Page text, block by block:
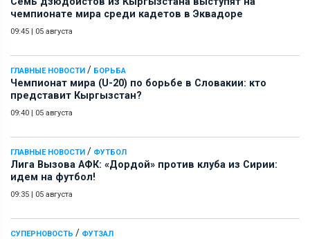
чемпионате мира среди кадетов в Эквадоре
09:45 | 05 августа
ГЛАВНЫЕ НОВОСТИ / БОРЬБА
Чемпионат мира (U-20) по борьбе в Словакии: кто
представит Кыргызстан?
09:40 | 05 августа
ГЛАВНЫЕ НОВОСТИ / ФУТБОЛ
Лига Вызова АФК: «Дордой» против клуба из Сирии:
идем на футбол!
09:35 | 05 августа
СУПЕРНОВОСТЬ / ФУТЗАЛ